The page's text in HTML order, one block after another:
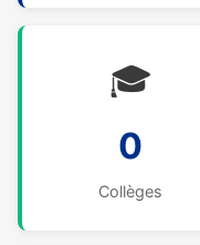
🎓
0
Collèges